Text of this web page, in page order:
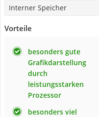
Interner Speicher
Vorteile
besonders gute
Grafikdarstellung
durch
leistungsstarken
Prozessor
besonders viel